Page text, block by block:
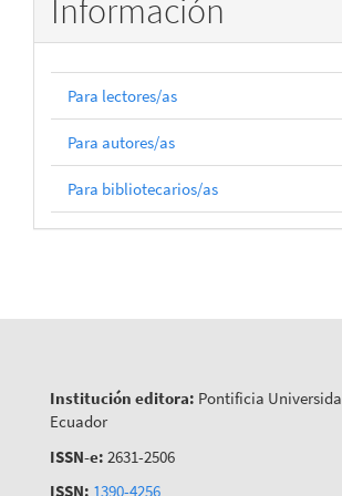
Información
Para lectores/as
Para autores/as
Para bibliotecarios/as
Institución editora: Pontificia
Ecuador
ISSN-e: 2631-2506
ISSN: 1390-4256